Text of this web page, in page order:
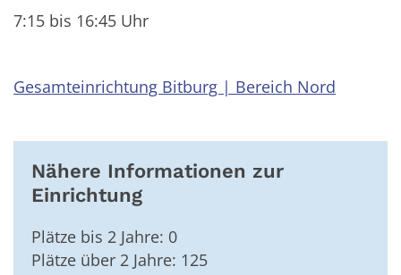
7:15 bis 16:45 Uhr
Gesamteinrichtung Bitburg | Bereich Nord
Nähere Informationen zur
Einrichtung
Plätze bis 2 Jahre: 0
Plätze über 2 Jahre: 125